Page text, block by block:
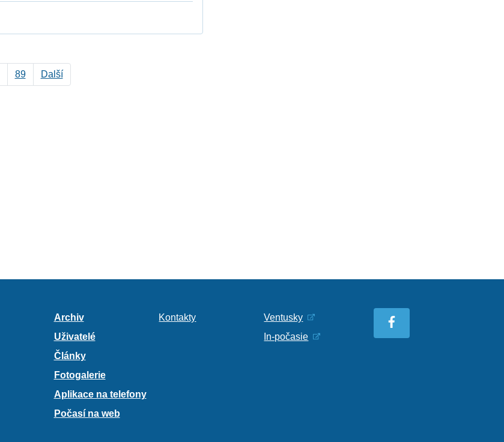
89 Další
Archiv
Uživatelé
Články
Fotogalerie
Aplikace na telefony
Počasí na web
Kontakty
Ventusky
In-počasie